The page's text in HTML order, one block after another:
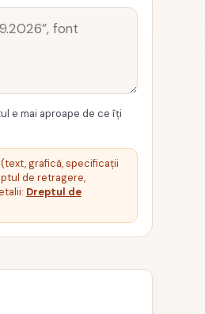
e mai aproape de ce îți
grafică, specificații
de retragere,
Dreptul de